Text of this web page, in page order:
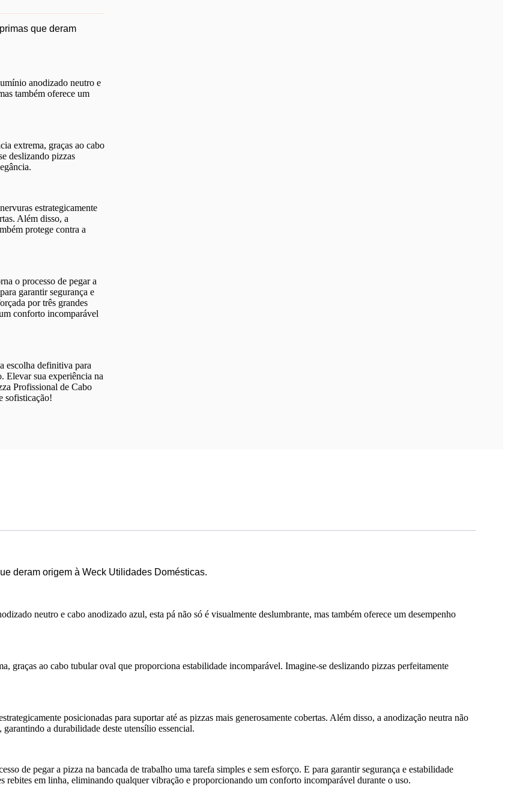
que deram
anodizado neutro e
também oferece um
extrema, graças ao cabo
deslizando pizzas
estrategicamente
Além disso, a
protege contra a
o processo de pegar a
garantir segurança e
por três grandes
conforto incomparável
escolha definitiva para
Elevar sua experiência na
Profissional de Cabo
sofisticação!
deram origem à Weck Utilidades Domésticas.
neutro e cabo anodizado azul, esta pá não só é visualmente deslumbrante, mas também oferece um desempenho
graças ao cabo tubular oval que proporciona estabilidade incomparável. Imagine-se deslizando pizzas perfeitamente
posicionadas para suportar até as pizzas mais generosamente cobertas. Além disso, a anodização neutra não
a durabilidade deste utensílio essencial.
de pegar a pizza na bancada de trabalho uma tarefa simples e sem esforço. E para garantir segurança e estabilidade
rebites em linha, eliminando qualquer vibração e proporcionando um conforto incomparável durante o uso.